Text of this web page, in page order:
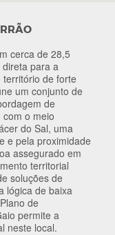
cerca de 28,5
para a
de forte
um conjunto de
de
o meio
do Sal, uma
e pela proximidade
assegurado em
territorial
soluções de
lógica de baixa
de
permite a
neste local.